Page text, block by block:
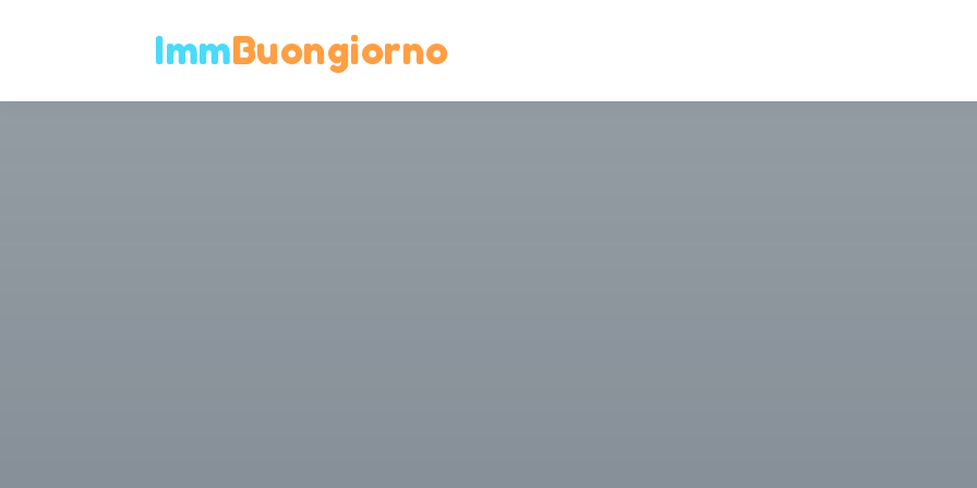
ImmBuongiorno